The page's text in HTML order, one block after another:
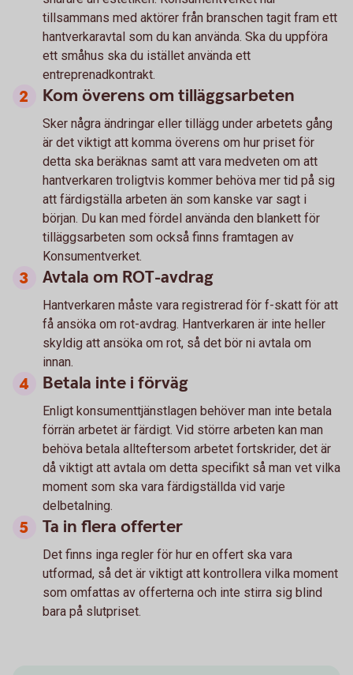
tillsammans med aktörer från branschen tagit fram ett
hantverkaravtal som du kan använda. Ska du uppföra
ett småhus ska du istället använda ett
entreprenadkontrakt.
Kom överens om tilläggsarbeten
Sker några ändringar eller tillägg under arbetets gång
är det viktigt att komma överens om hur priset för
detta ska beräknas samt att vara medveten om att
hantverkaren troligtvis kommer behöva mer tid på sig
att färdigställa arbeten än som kanske var sagt i
början. Du kan med fördel använda den blankett för
tilläggsarbeten som också finns framtagen av
Konsumentverket.
Avtala om ROT-avdrag
Hantverkaren måste vara registrerad för f-skatt för att
få ansöka om rot-avdrag. Hantverkaren är inte heller
skyldig att ansöka om rot, så det bör ni avtala om
innan.
Betala inte i förväg
Enligt konsumenttjänstlagen behöver man inte betala
förrän arbetet är färdigt. Vid större arbeten kan man
behöva betala allteftersom arbetet fortskrider, det är
då viktigt att avtala om detta specifikt så man vet vilka
moment som ska vara färdigställda vid varje
delbetalning.
Ta in flera offerter
Det finns inga regler för hur en offert ska vara
utformad, så det är viktigt att kontrollera vilka moment
som omfattas av offerterna och inte stirra sig blind
bara på slutpriset.